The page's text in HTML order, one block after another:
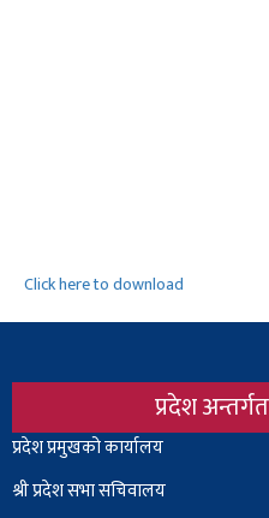
Click here to download
प्रदेश
Body
प्रदेश प्रमुखको कार्यालय
श्री प्रदेश सभा सचिवालय